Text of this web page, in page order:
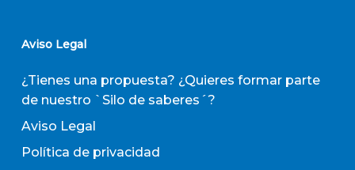
Aviso Legal
¿Tienes una propuesta? ¿Quieres formar parte
de nuestro `Silo de saberes´?
Aviso Legal
Política de privacidad